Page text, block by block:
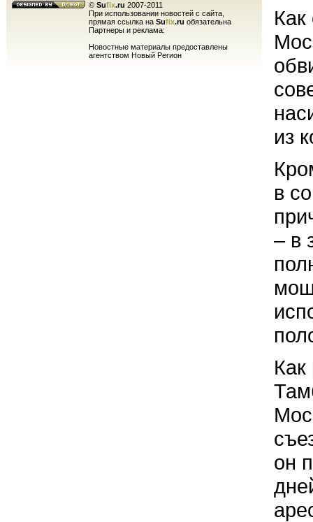
© Sufix.ru 2007-2011
При использовании новостей с сайта,
прямая ссылка на Sufix.ru обязательна
Партнеры и реклама:
Новостные материалы предоставлены
агентством Новый Регион
из
в
– в
он